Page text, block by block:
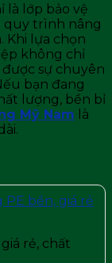
là lớp bảo vệ
quy trình nâng
Khi lựa chọn
không chỉ
sự chuyên
bạn đang
lượng, bền bỉ
Mỹ Nam là
rẻ, chất